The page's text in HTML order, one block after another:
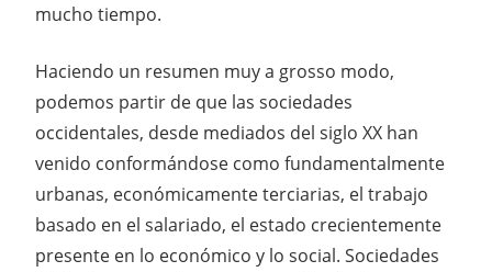
mucho tiempo.
Haciendo un resumen muy a grosso modo,
podemos partir de que las sociedades
occidentales, desde mediados del siglo XX han
venido conformándose como fundamentalmente
urbanas, económicamente terciarias, el trabajo
basado en el salariado, el estado crecientemente
presente en lo económico y lo social. Sociedades